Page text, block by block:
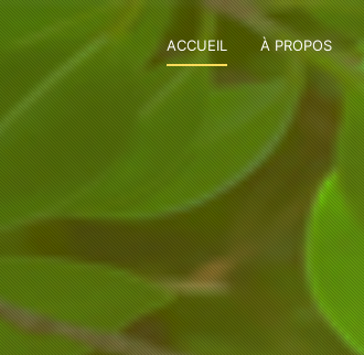
ACCUEIL À PROPOS